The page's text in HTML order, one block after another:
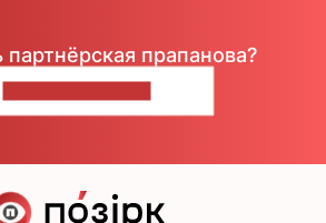
партнёрская прапанова?